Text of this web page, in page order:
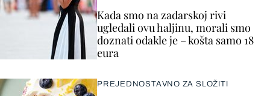
Kada smo na zadarskoj rivi
ugledali ovu haljinu, morali smo
doznati odakle je – košta samo 18
eura
PREJEDNOSTAVNO ZA SLOŽITI